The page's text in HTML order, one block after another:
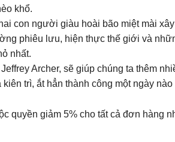
khổ.
con người giàu hoài bão miệt mài
phiêu lưu, hiện thực thế giới và
nhất.
Archer, sẽ giúp chúng ta thêm
trì, ắt hẳn thành công một ngày
quyền giảm 5% cho tất cả đơn hàng